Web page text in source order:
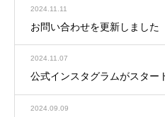
2024.11.11
お問い合わせを更新しました
2024.11.07
公式インスタグラムがスター
2024.09.09